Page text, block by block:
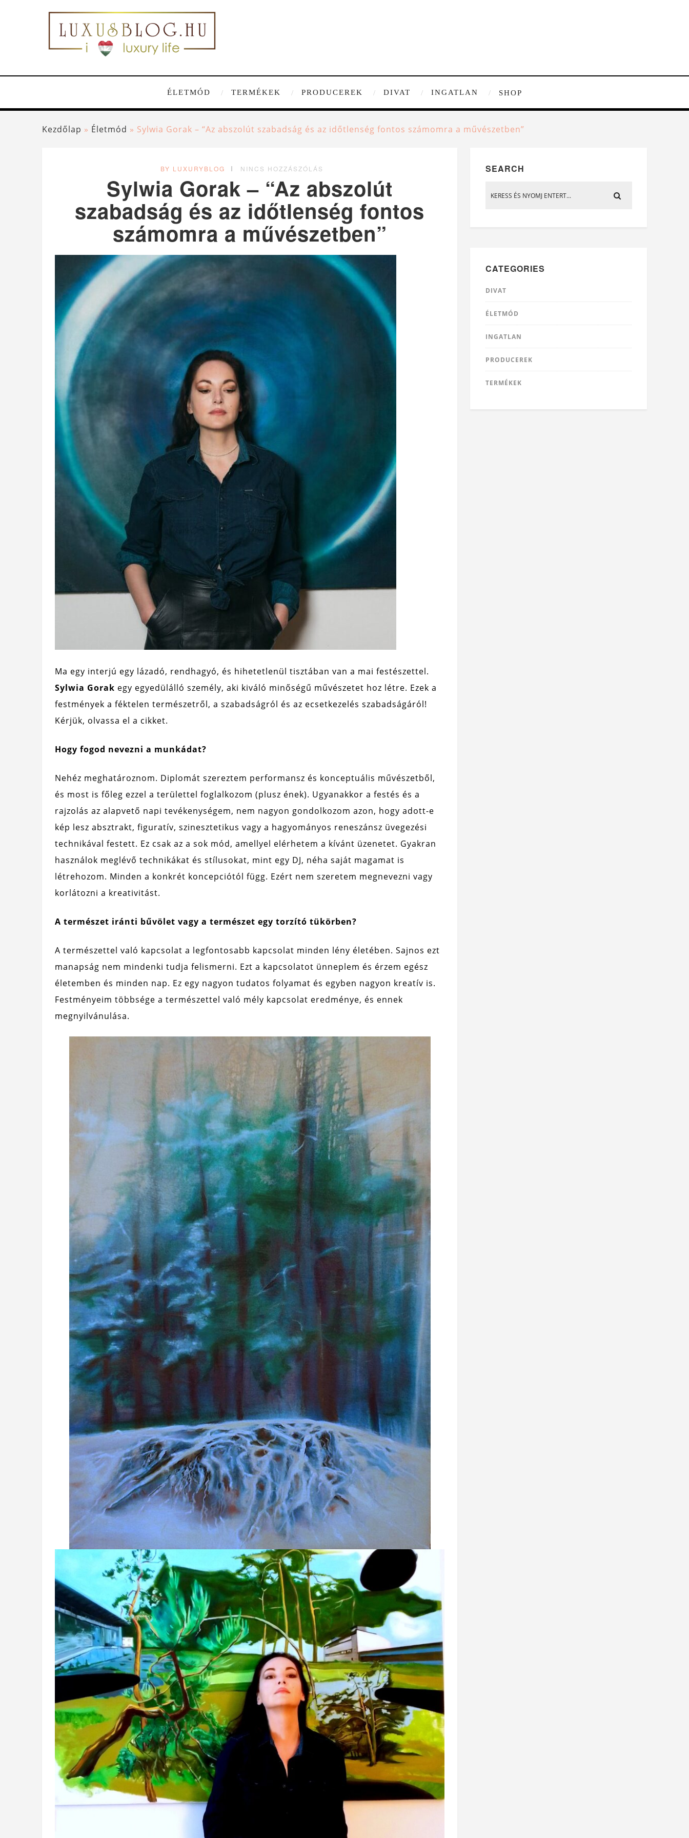
ÉLETMÓD TERMÉKEK PRODUCEREK DIVAT INGATLAN SHOP
Kezdőlap » Életmód » Sylwia Gorak – “Az abszolút szabadság és az időtlenség fontos számomra a művészetben”
BY LUXURYBLOG NINCS HOZZÁSZÓLÁS
Sylwia Gorak – “Az abszolút
szabadság és az időtlenség fontos
számomra a művészetben”
Ma egy interjú egy lázadó, rendhagyó, és hihetetlenül tisztában van a mai festészettel.
Sylwia Gorak egy egyedülálló személy, aki kiváló minőségű művészetet hoz létre. Ezek a
festmények a féktelen természetről, a szabadságról és az ecsetkezelés szabadságáról!
Kérjük, olvassa el a cikket.
Hogy fogod nevezni a munkádat?
Nehéz meghatároznom. Diplomát szereztem performansz és konceptuális művészetből,
és most is főleg ezzel a területtel foglalkozom (plusz ének). Ugyanakkor a festés és a
rajzolás az alapvető napi tevékenységem, nem nagyon gondolkozom azon, hogy adott-e
kép lesz absztrakt, figuratív, szinesztetikus vagy a hagyományos reneszánsz üvegezési
technikával festett. Ez csak az a sok mód, amellyel elérhetem a kívánt üzenetet. Gyakran
használok meglévő technikákat és stílusokat, mint egy DJ, néha saját magamat is
létrehozom. Minden a konkrét koncepciótól függ. Ezért nem szeretem megnevezni vagy
korlátozni a kreativitást.
A természet iránti bűvölet vagy a természet egy torzító tükörben?
A természettel való kapcsolat a legfontosabb kapcsolat minden lény életében. Sajnos ezt
manapság nem mindenki tudja felismerni. Ezt a kapcsolatot ünneplem és érzem egész
életemben és minden nap. Ez egy nagyon tudatos folyamat és egyben nagyon kreatív is.
Festményeim többsége a természettel való mély kapcsolat eredménye, és ennek
megnyilvánulása.
SEARCH
CATEGORIES
DIVAT
ÉLETMÓD
INGATLAN
PRODUCEREK
TERMÉKEK